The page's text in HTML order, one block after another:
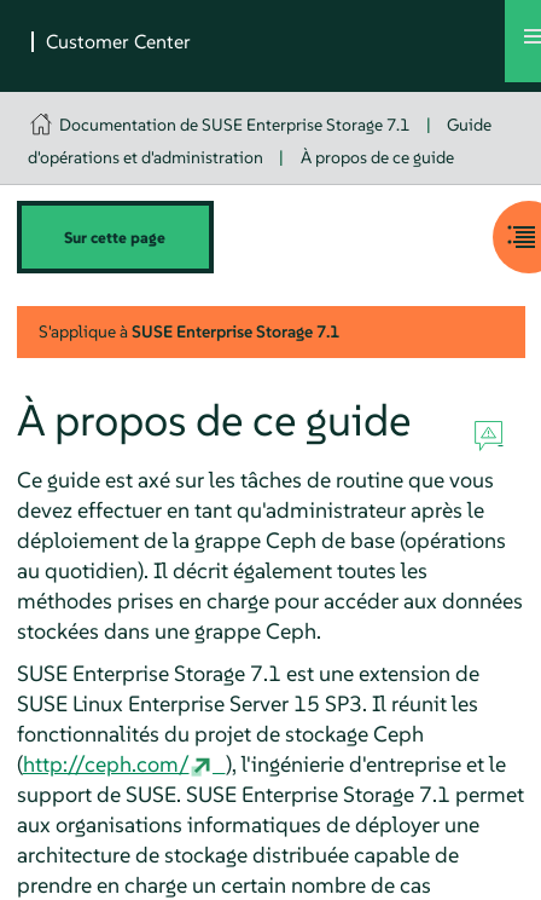
Documentation de SUSE Enterprise Storage 7.1 |
Guide
d'opérations et d'administration
| À propos de ce guide
Sur cette page
S'applique àSUSE Enterprise Storage7.1
À propos de ce guide
Ce guide est axé sur les tâches de routine que vous
devez effectuer en tant qu'administrateur après le
déploiement de la grappe Ceph de base (opérations
au quotidien). Il décrit également toutes les
méthodes prises en charge pour accéder aux données
stockées dans une grappe Ceph.
SUSE Enterprise Storage 7.1 est une extension de
SUSE Linux Enterprise Server 15 SP3. Il réunit les
fonctionnalités du projet de stockage Ceph
(http://ceph.com/
), l'ingénierie d'entreprise et le
support de SUSE. SUSE Enterprise Storage 7.1 permet
aux organisations informatiques de déployer une
architecture de stockage distribuée capable de
prendre en charge un certain nombre de cas